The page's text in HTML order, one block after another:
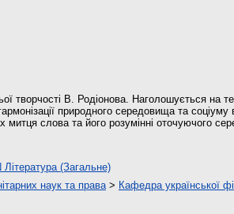
творчості В. Родіонова. Наголошується на
природного середовища та
митця слова та його розумінні оточуючого
Література (Загальне)
наук та права> Кафедра української